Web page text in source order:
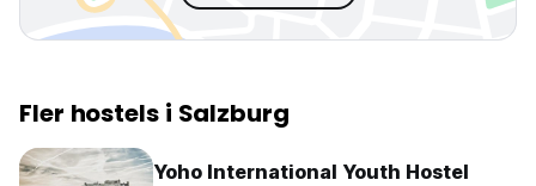
Fler hostels i Salzburg
Yoho International Youth Hostel